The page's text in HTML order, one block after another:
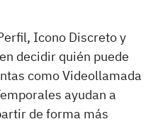
Icono Discreto y
decidir quién puede
como Videollamada
ayudan a
de forma más